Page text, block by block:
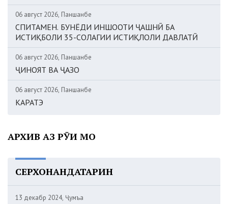
06 август 2026, Панҷшанбе
СПИТАМЕН. БУНЁДИ ИНШООТИ ҶАШНӢ БА
ИСТИҚБОЛИ 35-СОЛАГИИ ИСТИҚЛОЛИ ДАВЛАТӢ
06 август 2026, Панҷшанбе
ҶИНОЯТ ВА ҶАЗО
06 август 2026, Панҷшанбе
КАРАТЭ
АРХИВ АЗ РӮИ МОҲ
СЕРХОНАНДАТАРИН
13 декабр 2024, Ҷумъа